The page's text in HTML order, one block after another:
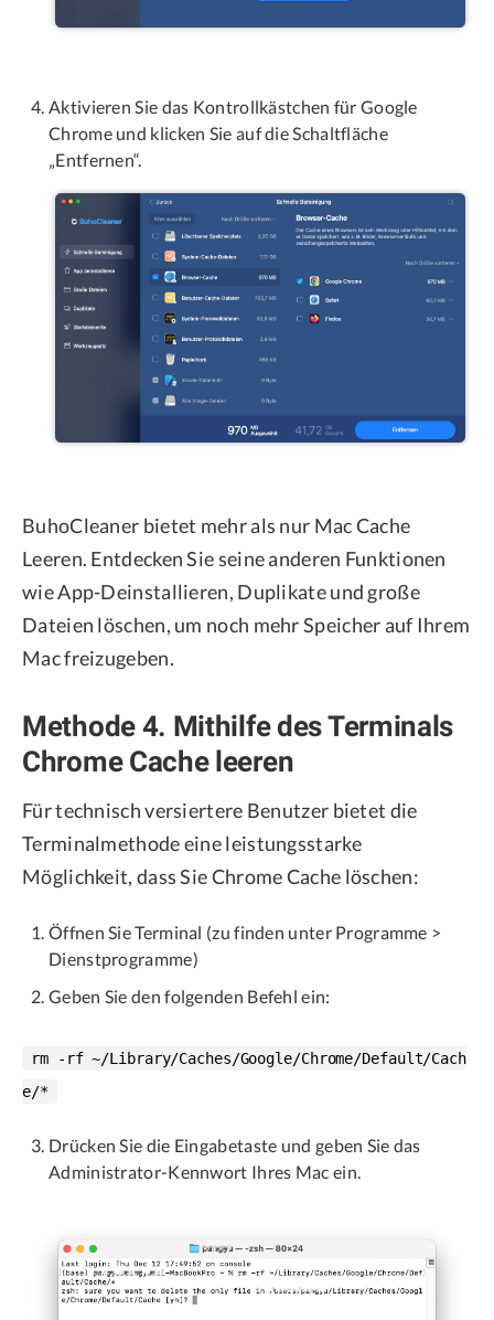
Aktivieren Sie das Kontrollkästchen für Google
Chrome und klicken Sie auf die Schaltfläche
„Entfernen“.
BuhoCleaner bietet mehr als nur Mac Cache
Leeren. Entdecken Sie seine anderen Funktionen
wie App-Deinstallieren, Duplikate und große
Dateien löschen, um noch mehr Speicher auf Ihrem
Mac freizugeben.
Methode 4. Mithilfe des Terminals
Chrome Cache leeren
Für technisch versiertere Benutzer bietet die
Terminalmethode eine leistungsstarke
Möglichkeit, dass Sie Chrome Cache löschen:
Öffnen Sie Terminal (zu finden unter Programme >
Dienstprogramme)
Geben Sie den folgenden Befehl ein:
rm -rf ~/Library/Caches/Google/Chrome/Default/Cach
e/*
Drücken Sie die Eingabetaste und geben Sie das
Administrator-Kennwort Ihres Mac ein.